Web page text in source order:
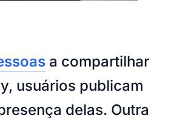
a compartilhar
usuários publicam
delas. Outra